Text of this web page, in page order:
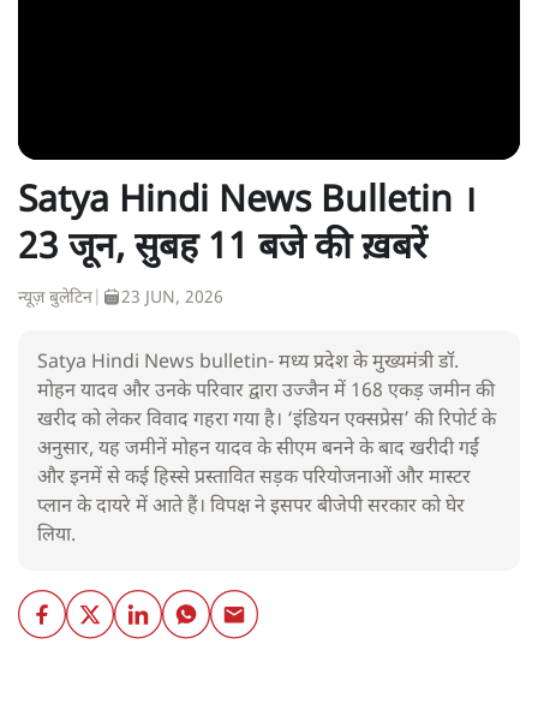
Satya Hindi News Bulletin ।
23 जून, सुबह 11 बजे की ख़बरें
न्यूज़ बुलेटिन 23 JUN, 2026
Satya Hindi News bulletin- मध्य प्रदेश के मुख्यमंत्री डॉ.
मोहन यादव और उनके परिवार द्वारा उज्जैन में 168 एकड़ जमीन की
खरीद को लेकर विवाद गहरा गया है। ‘इंडियन एक्सप्रेस’ की रिपोर्ट के
अनुसार, यह जमीनें मोहन यादव के सीएम बनने के बाद खरीदी गईं
और इनमें से कई हिस्से प्रस्तावित सड़क परियोजनाओं और मास्टर
प्लान के दायरे में आते हैं। विपक्ष ने इसपर बीजेपी सरकार को घेर
लिया.